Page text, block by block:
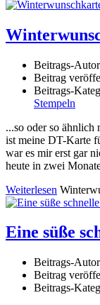
Beitrags-
Beitrag
Beitrags-
Stempeln
...so oder so ähnlich
ist meine DT-Karte
war es mir erst gar
heute in zwei
Weiterlesen
Eine süße
Beitrags-
Beitrag
Beitrags-